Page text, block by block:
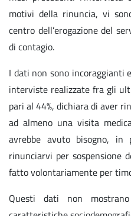
motivi della rinuncia, vi
centro dell’erogazione del
di contagio.
I dati non sono incoraggianti
interviste realizzate fra gli
pari al 44%, dichiara di aver
ad almeno una visita
avrebbe avuto bisogno,
rinunciarvi per sospensione
fatto volontariamente per
Questi dati non